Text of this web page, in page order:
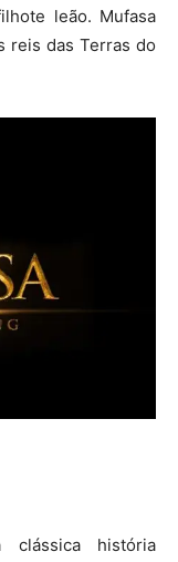
leão. Mufasa
reis das Terras do
clássica história